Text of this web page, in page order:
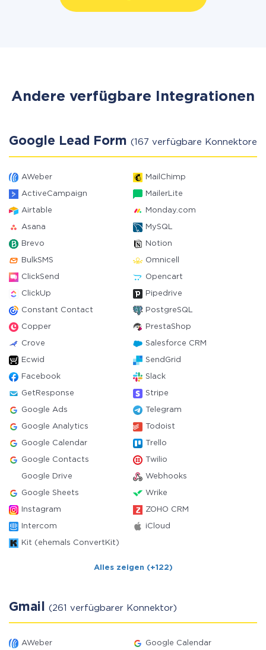
Andere verfügbare Integrationen
Google Lead Form (167 verfügbare Konnektoren)
AWeber MailChimp
ActiveCampaign MailerLite
Airtable Monday.com
Asana MySQL
Brevo Notion
BulkSMS Omnicell
ClickSend Opencart
ClickUp Pipedrive
Constant Contact PostgreSQL
Copper PrestaShop
Crove Salesforce CRM
Ecwid SendGrid
Facebook Slack
GetResponse Stripe
Google Ads Telegram
Google Analytics Todoist
Google Calendar Trello
Google Contacts Twilio
Google Drive Webhooks
Google Sheets Wrike
Instagram ZOHO CRM
Intercom iCloud
Kit (ehemals ConvertKit)
Alles zeigen (+122)
Gmail (261 verfügbarer Konnektor)
AWeber Google Calendar